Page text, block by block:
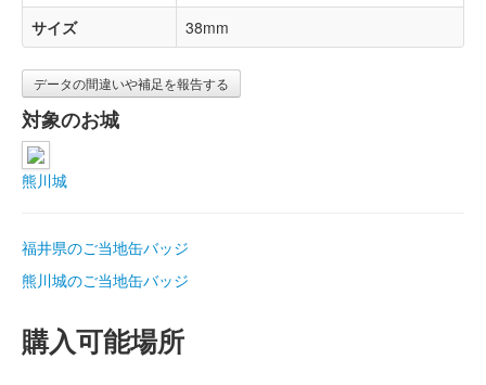
サイズ
38mm
データの間違いや補足を報告する
対象のお城
熊川城
福井県のご当地缶バッジ
熊川城のご当地缶バッジ
購入可能場所